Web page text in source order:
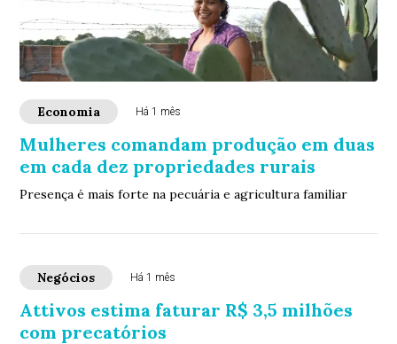
Economia Há 1 mês
Mulheres comandam produção em duas
em cada dez propriedades rurais
Presença é mais forte na pecuária e agricultura familiar
Negócios Há 1 mês
Attivos estima faturar R$ 3,5 milhões
com precatórios